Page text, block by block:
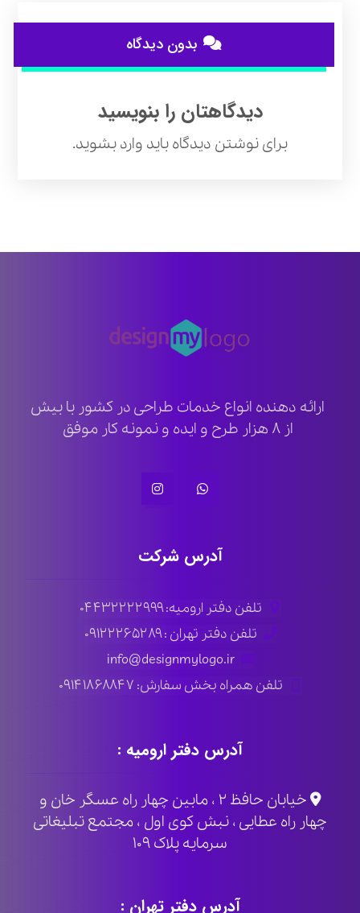
بدون دیدگاه
دیدگاهتان را بنویسید
برای نوشتن دیدگاه باید وارد بشوید.
ارائه دهنده انواع خدمات طراحی در کشور با بیش
از ۸ هزار طرح و ایده و نمونه کار موفق
آدرس شرکت
تلفن دفتر ارومیه: ۰۴۴۳۲۲۲۲۹۹۹
تلفن دفتر تهران : ۰۹۱۲۲۲۶۵۲۸۹
info@designmylogo.ir
تلفن همراه بخش سفارش: ۰۹۱۴۱۸۶۸۸۴۷
آدرس دفتر ارومیه :
خیابان حافظ ۲ ، مابین چهار راه عسگر خان و
چهار راه عطایی ، نبش کوی اول ، مجتمع تبلیغاتی
سرمایه پلاک ۱۰۹
آدرس دفتر تهران :